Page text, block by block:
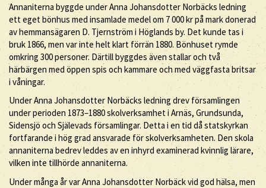
Annaniterna byggde under Anna Johansdotter Norbäcks ledning
ett eget bönhus med insamlade medel om 7 000 kr på mark donerad
av hemmansägaren D. Tjernström i Höglands by. Det kunde tas i
bruk 1866, men var inte helt klart förrän 1880. Bönhuset rymde
omkring 300 personer. Därtill byggdes även stallar och två
härbärgen med öppen spis och kammare och med väggfasta britsar
i våningar.
Under Anna Johansdotter Norbäcks ledning drev församlingen
under perioden 1873–1880 skolverksamhet i Arnäs, Grundsunda,
Sidensjö och Själevads församlingar. Detta i en tid då statskyrkan
fortfarande i hög grad ansvarade för skolverksamheten. Den skola
annaniterna bedrev leddes av en inhyrd examinerad kvinnlig lärare,
vilken inte tillhörde annaniterna.
Under många år var Anna Johansdotter Norbäck vid god hälsa, men